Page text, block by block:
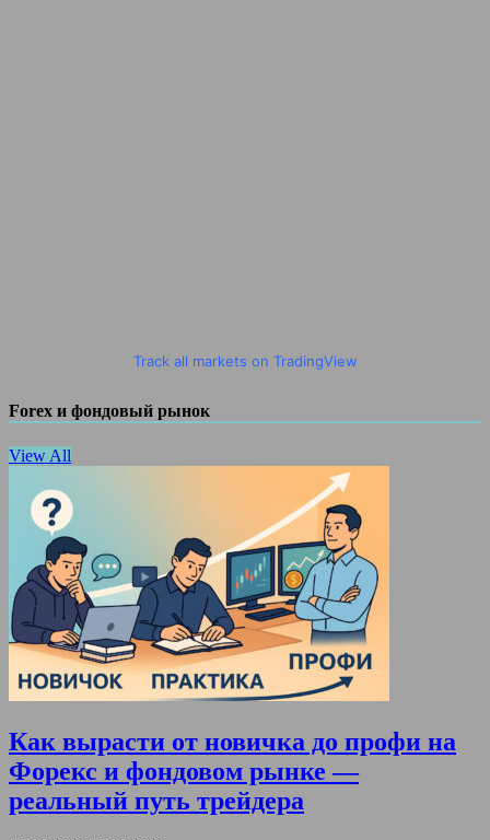
Track all markets on TradingView
Forex и фондовый рынок
View All
Как вырасти от новичка до профи на
Форекс и фондовом рынке —
реальный путь трейдера